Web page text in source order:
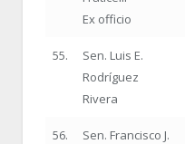
Ex officio
55.
Sen. Luis E.
Rodríguez
Rivera
56.
Sen. Francisco J.